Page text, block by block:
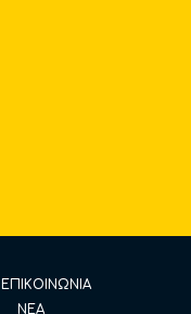
ΕΠΙΚΟΙΝΩΝΙΑ
ΝΕΑ